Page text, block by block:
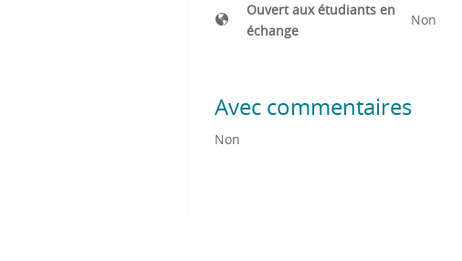
Ouvert aux étudiants en
échange
Non
Avec commentaires
Non